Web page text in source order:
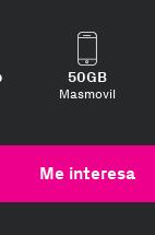
50GB
Masmovil
Me interesa